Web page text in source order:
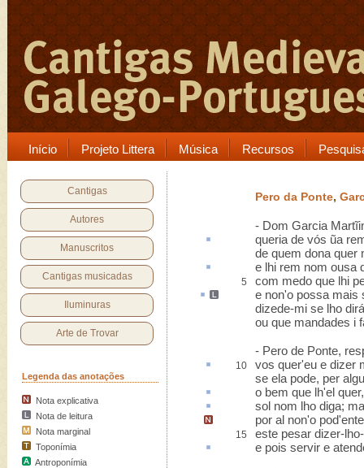
Início Projeto Littera Música Recursos
Cantigas
Autores
Manuscritos
Cantigas musicadas
Iluminuras
Arte de Trovar
Legenda das anotações
Nota explicativa
Nota de leitura
Nota marginal
Toponímia
Antroponímia
Pero da Ponte,
- Dom Garcia
queria de vós ũa
de quem dona quer
e lhi rem nom ousa
5
com medo que lhi
e non'o possa mais
dizede-mi se lho
ou que mandades i
- Pero de Ponte,
10
vos quer'eu e dizer
se ela pode, per
o bem que lh'el
sol nom lho diga;
por al non'o
15
este pesar dizer-
e pois servir e